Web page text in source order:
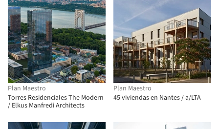
Plan Maestro
Torres Residenciales The Modern
/ Elkus Manfredi Architects
Plan Maestro
45 viviendas en Nantes / a/LTA